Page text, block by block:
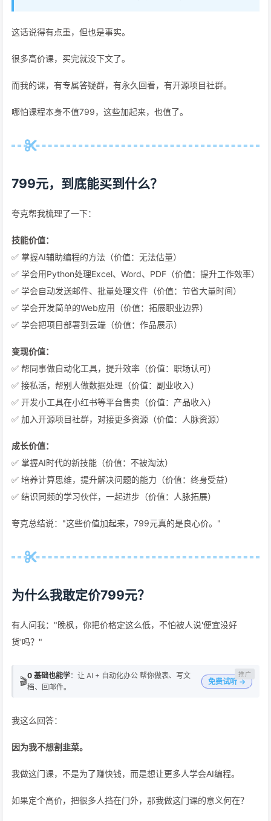
这话说得有点重，但也是事实。
很多高价课，买完就没下文了。
而我的课，有专属答疑群，有永久回看，有开源项目社群。
哪怕课程本身不值799，这些加起来，也值了。
799元，到底能买到什么？
夸克帮我梳理了一下：
技能价值：
✅ 掌握AI辅助编程的方法（价值：无法估量）
✅ 学会用Python处理Excel、Word、PDF（价值：提升工作效率）
✅ 学会自动发送邮件、批量处理文件（价值：节省大量时间）
✅ 学会开发简单的Web应用（价值：拓展职业边界）
✅ 学会把项目部署到云端（价值：作品展示）
变现价值：
✅ 帮同事做自动化工具，提升效率（价值：职场认可）
✅ 接私活，帮别人做数据处理（价值：副业收入）
✅ 开发小工具在小红书等平台售卖（价值：产品收入）
✅ 加入开源项目社群，对接更多资源（价值：人脉资源）
成长价值：
✅ 掌握AI时代的新技能（价值：不被淘汰）
✅ 培养计算思维，提升解决问题的能力（价值：终身受益）
✅ 结识同频的学习伙伴，一起进步（价值：人脉拓展）
夸克总结说："这些价值加起来，799元真的是良心价。"
为什么我敢定价799元？
有人问我："晚枫，你把价格定这么低，不怕被人说'便宜没好
货'吗？"
🎬0 基础也能学：让 AI + 自动化办公 帮你做表、写文
档、回邮件。
免费试听 →
我这么回答：
因为我不想割韭菜。
我做这门课，不是为了赚快钱，而是想让更多人学会AI编程。
如果定个高价，把很多人挡在门外，那我做这门课的意义何在？